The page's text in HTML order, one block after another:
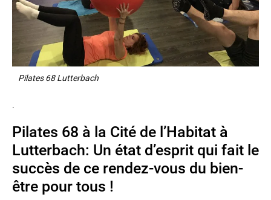
Pilates 68 Lutterbach
.
Pilates 68 à la Cité de l’Habitat à
Lutterbach: Un état d’esprit qui fait le
succès de ce rendez-vous du bien-
être pour tous !